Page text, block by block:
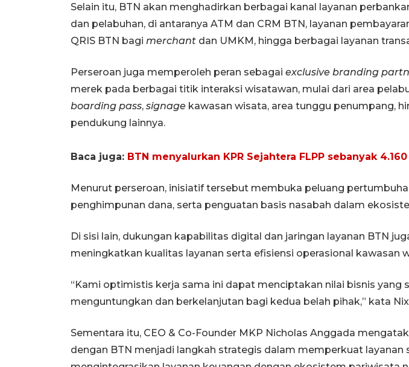
Selain itu, BTN akan menghadirkan berbagai kanal layanan
dan pelabuhan, di antaranya ATM dan CRM BTN, layanan
QRIS BTN bagi merchant dan UMKM, hingga berbagai layanan
Perseroan juga memperoleh peran sebagai exclusive branding
merek pada berbagai titik interaksi wisatawan, mulai dari area
boarding pass, signage kawasan wisata, area tunggu penumpang,
pendukung lainnya.
Baca juga: BTN menyalurkan KPR Sejahtera FLPP sebanyak
Menurut perseroan, inisiatif tersebut membuka peluang
penghimpunan dana, serta penguatan basis nasabah dalam
Di sisi lain, dukungan kapabilitas digital dan jaringan layanan BTN
meningkatkan kualitas layanan serta efisiensi operasional kawasan
“Kami optimistis kerja sama ini dapat menciptakan nilai bisnis yang
menguntungkan dan berkelanjutan bagi kedua belah pihak,” kata
Sementara itu, CEO & Co-Founder MKP Nicholas Anggada
dengan BTN menjadi langkah strategis dalam memperkuat layanan